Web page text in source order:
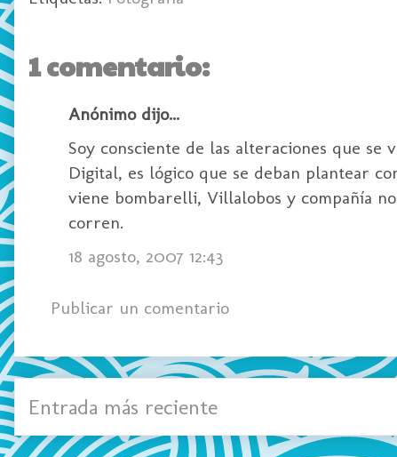
1 comentario:
Anónimo dijo...
Soy consciente de las alteraciones que
Digital, es lógico que se deban plantear
viene bombarelli, Villalobos y compañía
corren.
18 agosto, 2007 12:43
Publicar un comentario
Entrada más reciente